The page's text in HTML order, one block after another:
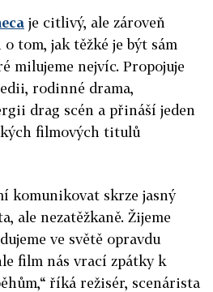
je citlivý, ale zároveň
tom, jak těžké je být sám
milujeme nejvíc. Propojuje
rodinné drama,
drag scén a přináší jeden
filmových titulů
komunikovat skrze jasný
ale nezatěžkaně. Žijeme
ve světě opravdu
film nás vrací zpátky k
říká režisér, scenárista